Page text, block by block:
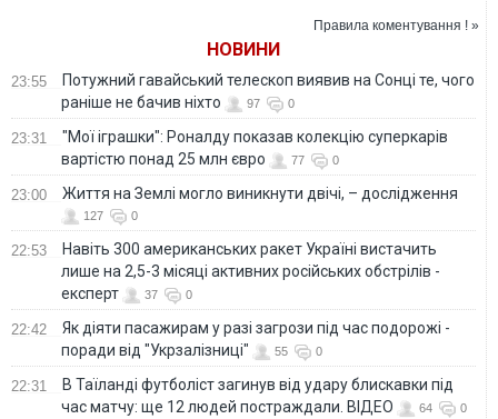
Правила коментування ! »
НОВИНИ
23:55
Потужний гавайський телескоп виявив на Сонці те, чого
раніше не бачив ніхто
97 0
23:31
"Мої іграшки": Роналду показав колекцію суперкарів
вартістю понад 25 млн євро
77 0
23:00 Життя на Землі могло виникнути двічі, – дослідження
127 0
22:53
Навіть 300 американських ракет Україні вистачить
лише на 2,5-3 місяці активних російських обстрілів -
експерт
37 0
22:42
Як діяти пасажирам у разі загрози під час подорожі -
поради від "Укрзалізниці"
55 0
22:31
В Таїланді футболіст загинув від удару блискавки під
час матчу: ще 12 людей постраждали. ВІДЕО
64 0